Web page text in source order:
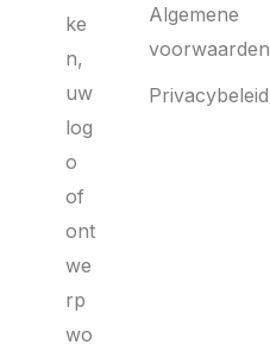
ke
n,
uw
log
o
of
ont
we
rp
wo
Algemene
voorwaarden
Privacybeleid